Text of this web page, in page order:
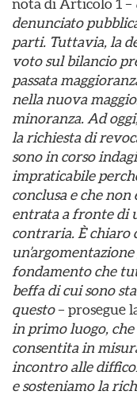
nota di Articolo 1 –
denunciato
parti. Tuttavia, la
voto sul bilancio
passata
nella nuova
minoranza. Ad
la richiesta di
sono in corso
impraticabile
conclusa e che
entrata a fronte di
contraria. È chiaro
fondamento che
beffa di cui sono
questo– prosegue
in primo luogo, che
consentita in
incontro alle
e sosteniamo la